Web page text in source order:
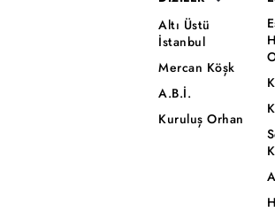
Altı Üstü
İstanbul
Mercan Köşk
A.B.İ.
Kuruluş Orhan